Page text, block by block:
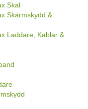
Skal
Skärmskydd &
Laddare, Kablar &